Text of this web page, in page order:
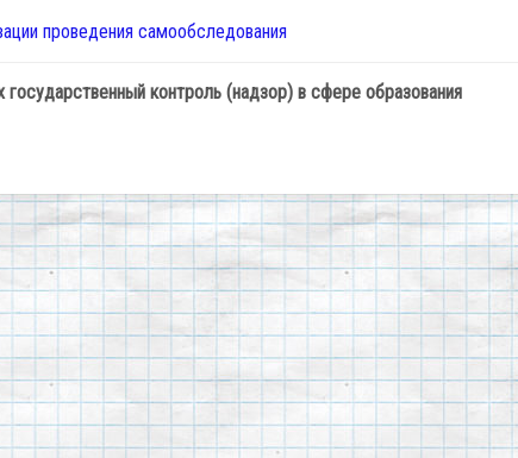
проведения самообследования
контроль (надзор) в сфере образования